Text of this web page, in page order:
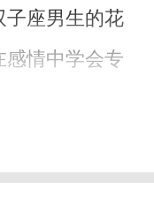
座男生的花
情中学会专
断，难以抉